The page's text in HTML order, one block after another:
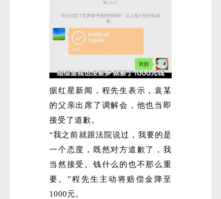
据红星新闻，程先生表示，袁某
的父亲出席了调解会，他也当即
接受了道歉。
“我之前就跟法院说过，我要的是
一个态度，既然对方道歉了，我
当然接受。钱什么的也不那么重
要。”程先生主动将赔偿金降至
1000元。